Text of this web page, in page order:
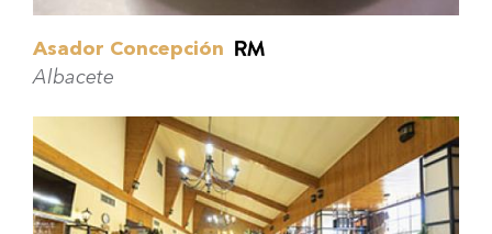
Asador Concepción
Albacete